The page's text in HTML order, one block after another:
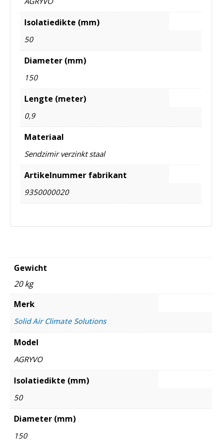
Isolatiedikte (mm)
50
Diameter (mm)
150
Lengte (meter)
0,9
Materiaal
Sendzimir verzinkt staal
Artikelnummer fabrikant
9350000020
Gewicht
20 kg
Merk
Solid Air Climate Solutions
Model
AGRYVO
Isolatiedikte (mm)
50
Diameter (mm)
150